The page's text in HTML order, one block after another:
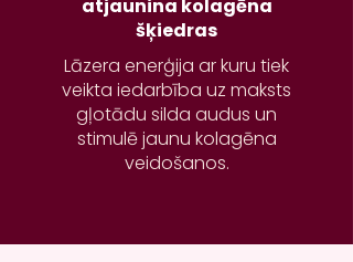
atjaunina kolagēna
šķiedras
Lāzera enerģija ar kuru tiek
veikta iedarbība uz maksts
gļotādu silda audus un
stimulē jaunu kolagēna
veidošanos.